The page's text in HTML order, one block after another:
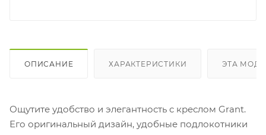
ОПИСАНИЕ ХАРАКТЕРИСТИКИ ЭТА
Ощутите удобство и элегантность с креслом Grant.
Его оригинальный дизайн, удобные подлокотники